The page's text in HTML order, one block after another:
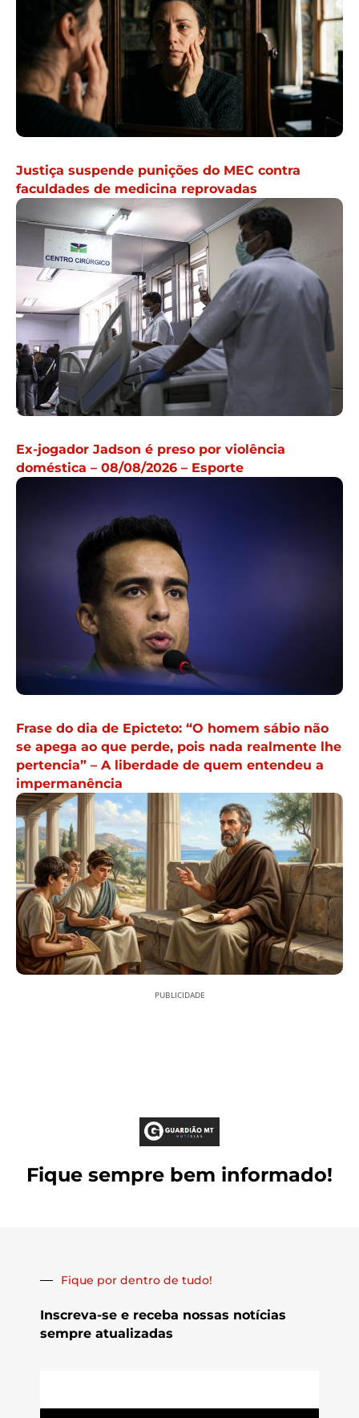
Justiça suspende punições do MEC contra
faculdades de medicina reprovadas
Ex-jogador Jadson é preso por violência
doméstica – 08/08/2026 – Esporte
Frase do dia de Epicteto: “O homem sábio não
se apega ao que perde, pois nada realmente lhe
pertencia” – A liberdade de quem entendeu a
impermanência
PUBLICIDADE
Fique sempre bem informado!
Fique por dentro de tudo!
Inscreva-se e receba nossas notícias
sempre atualizadas